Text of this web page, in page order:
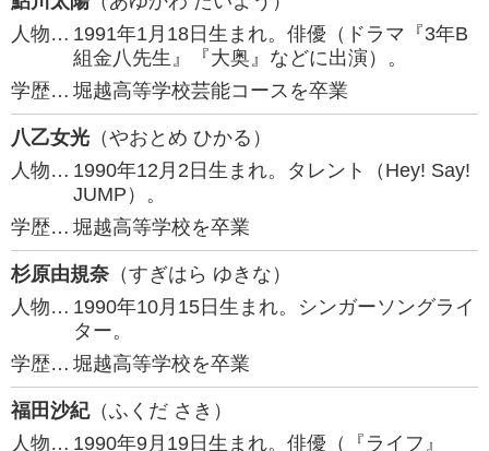
人物… 1991年1月18日生まれ。俳優（ドラマ『3年B
組金八先生』『大奥』などに出演）。
学歴… 堀越高等学校芸能コースを卒業
八乙女光 （やおとめ ひかる）
人物… 1990年12月2日生まれ。タレント（Hey! Say!
JUMP）。
学歴… 堀越高等学校を卒業
杉原由規奈 （すぎはら ゆきな）
人物… 1990年10月15日生まれ。シンガーソングライ
ター。
学歴… 堀越高等学校を卒業
福田沙紀（ふくだ さき）
人物… 1990年9月19日生まれ。俳優（『ライフ』